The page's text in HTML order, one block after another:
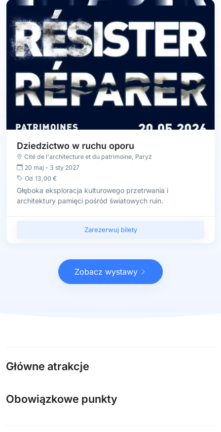
Dziedzictwo w ruchu oporu
Cité de l'architecture et du patrimoine, Paryż
20 maj - 3 sty 2027
Od 13,00 €
Głęboka eksploracja kulturowego przetrwania i
architektury pamięci pośród światowych ruin.
Zarezerwuj bilety
Zobacz wystawy
Główne atrakcje
Obowiązkowe punkty